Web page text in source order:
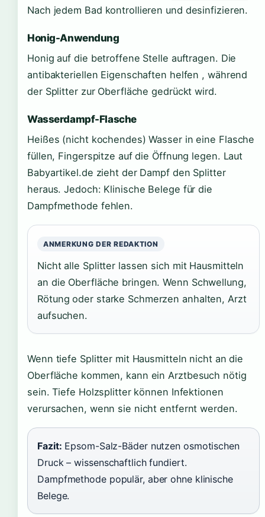
Nach jedem Bad kontrollieren und desinfizieren.
Honig-Anwendung
Honig auf die betroffene Stelle auftragen. Die
antibakteriellen Eigenschaften helfen , während
der Splitter zur Oberfläche gedrückt wird.
Wasserdampf-Flasche
Heißes (nicht kochendes) Wasser in eine Flasche
füllen, Fingerspitze auf die Öffnung legen. Laut
Babyartikel.de zieht der Dampf den Splitter
heraus. Jedoch: Klinische Belege für die
Dampfmethode fehlen.
ANMERKUNG DER REDAKTION
Nicht alle Splitter lassen sich mit Hausmitteln
an die Oberfläche bringen. Wenn Schwellung,
Rötung oder starke Schmerzen anhalten, Arzt
aufsuchen.
Wenn tiefe Splitter mit Hausmitteln nicht an die
Oberfläche kommen, kann ein Arztbesuch nötig
sein. Tiefe Holzsplitter können Infektionen
verursachen, wenn sie nicht entfernt werden.
Fazit: Epsom-Salz-Bäder nutzen osmotischen
Druck – wissenschaftlich fundiert.
Dampfmethode populär, aber ohne klinische
Belege.